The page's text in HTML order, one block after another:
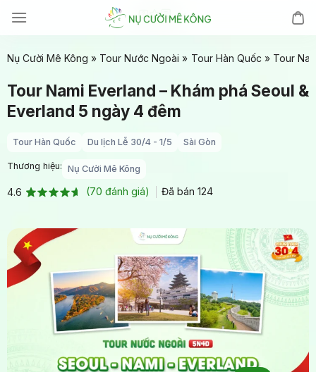
đến
dung
Nụ Cười Mê Kông » Tour Nước Ngoài » Tour Hàn Quốc » Tour
Tour Nami Everland – Khám phá Seoul &
Everland 5 ngày 4 đêm
Tour Hàn Quốc Du lịch Lễ 30/4 - 1/5 Sài Gòn
Thương hiệu: Nụ Cười Mê Kông
4.6
đánh giá
(70 đánh giá) Đã bán 124